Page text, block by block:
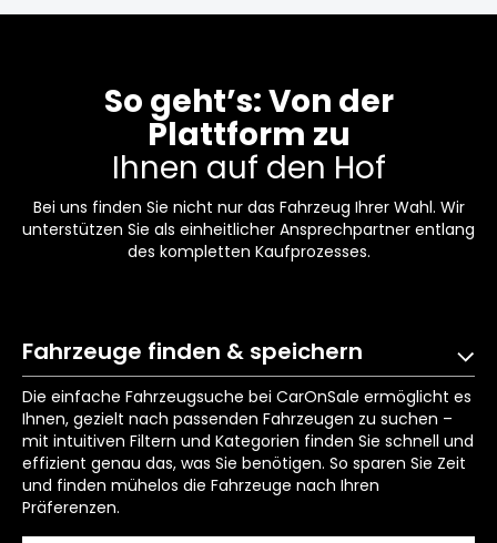
So geht’s: Von der
Plattform zu
Ihnen auf den Hof
Bei uns finden Sie nicht nur das Fahrzeug Ihrer Wahl. Wir
unterstützen Sie als einheitlicher Ansprechpartner entlang
des kompletten Kaufprozesses.
Fahrzeuge finden & speichern
Die einfache Fahrzeugsuche bei CarOnSale ermöglicht es
Ihnen, gezielt nach passenden Fahrzeugen zu suchen –
mit intuitiven Filtern und Kategorien finden Sie schnell und
effizient genau das, was Sie benötigen. So sparen Sie Zeit
und finden mühelos die Fahrzeuge nach Ihren
Präferenzen.